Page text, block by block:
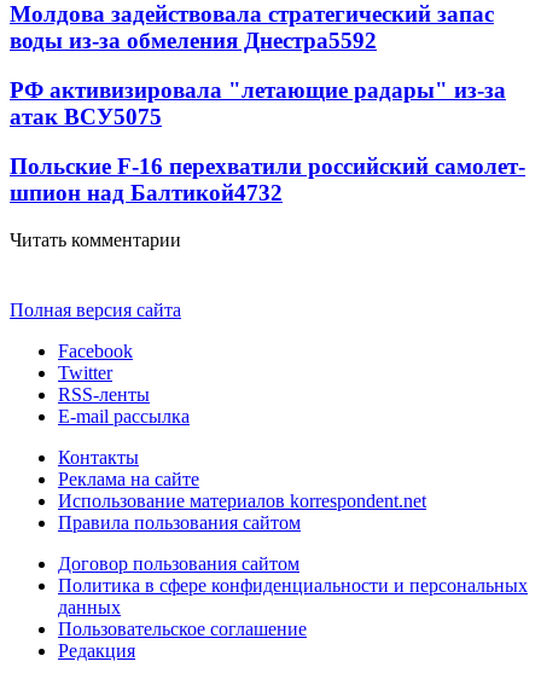
Молдова задействовала стратегический запас
воды из-за обмеления Днестра5592
РФ активизировала "летающие радары" из-за
атак ВСУ5075
Польские F-16 перехватили российский самолет-
шпион над Балтикой4732
Читать комментарии
Полная версия сайта
Facebook
Twitter
RSS-ленты
E-mail рассылка
Контакты
Реклама на сайте
Использование материалов korrespondent.net
Правила пользования сайтом
Договор пользования сайтом
Политика в сфере конфиденциальности и персональных
данных
Пользовательское соглашение
Редакция